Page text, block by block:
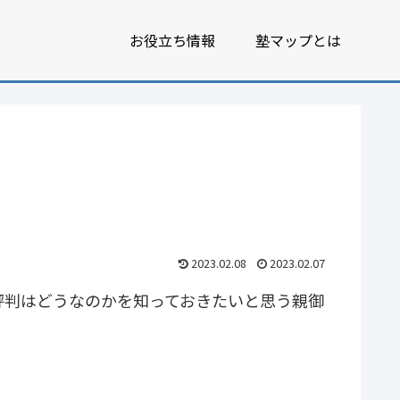
お役立ち情報 塾マップとは
2023.02.08 2023.02.07
はどうなのかを知っておきたいと思う親御